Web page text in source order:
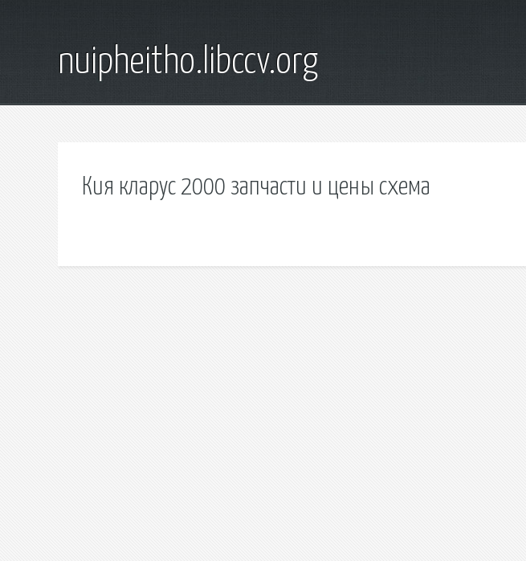
nuipheitho.libccv.org
Кия кларус 2000 запчасти и цены схема